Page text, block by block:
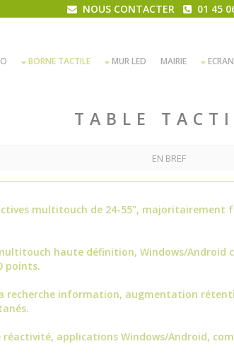
BORNE TACTILE MUR LED MAIRIE ECRAN
NOUS CONTACTER 01 45
TABLE
EN BREF
multitouch de 24-55", majoritairement
haute définition, Windows/
points.
recherche information, augmentation
applications Windows/Android,